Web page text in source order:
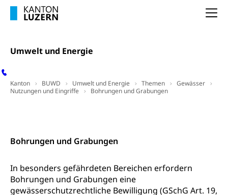
Umwelt und Energie
Kanton BUWD Umwelt und Energie Themen
Gewässer
Nutzungen und Eingriffe
Bohrungen und Grabungen
Bohrungen und Grabungen
In besonders gefährdeten Bereichen erfordern
Bohrungen und Grabungen eine
gewässerschutzrechtliche Bewilligung (GSchG Art. 19,
Fachstelle Hochschulbildung
Freiwilliges Kindergarten Jahr
Freiwilliges Kindergarten Jahr
Kindergarten & Basisstufe
Gesundheit und Soziales
Konsumentenschutz
Konsumentenrechte, Produktsicherheit,
Cassis-deDijon-Prinzip
Lebensmittelkontrolle und
Verbraucherschutz
Krankenversicherung
Unfallversicherung, Berufsunfallversicherung,